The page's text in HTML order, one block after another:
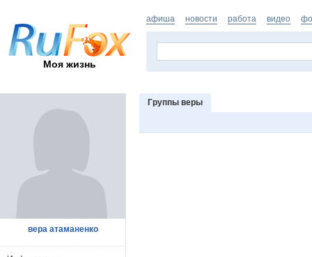
Моя жизнь
афиша новости работа видео
Группы веры
вера атаманенко